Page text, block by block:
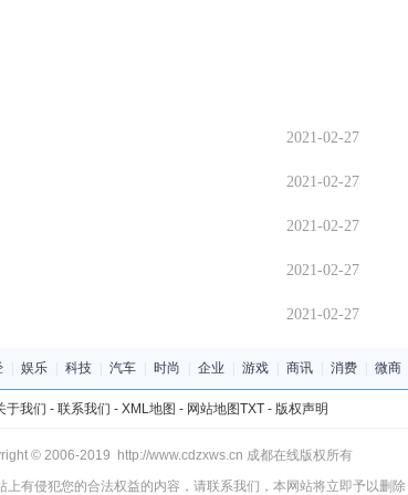
2021-02-27
2021-02-27
2021-02-27
2021-02-27
2021-02-27
娱乐 科技 汽车 时尚 企业 游戏 商讯 消费 微商
于我们 - 联系我们 - XML地图 - 网站地图TXT- 版权声明
© 2006-2019 http://www.cdzxws.cn 成都在线版权所有
上有侵犯您的合法权益的内容，请联系我们，本网站将立即予以删除